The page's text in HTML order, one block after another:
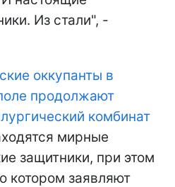
Из стали", -
оккупанты в
продолжают
комбинат
мирные
защитники, при этом
котором заявляют